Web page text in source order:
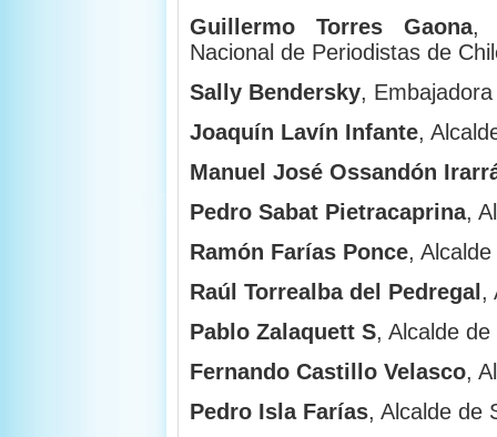
Guillermo Torres Gaona,
Nacional de Periodistas de
Sally Bendersky,
Joaquín Lavín Infante,
Manuel José Ossandón
Pedro Sabat Pietracaprina,
Ramón Farías Ponce,
Raúl Torrealba del Pedregal ,
Pablo Zalaquett S, Alcalde
Fernando Castillo Velasco,
Pedro Isla Farías, Alcalde de